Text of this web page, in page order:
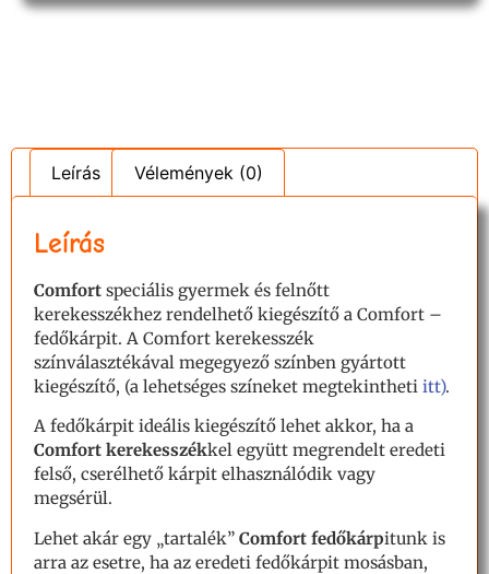
Leírás Vélemények (0)
Leírás
Comfort speciális gyermek és felnőtt
kerekesszékhez rendelhető kiegészítő a Comfort –
fedőkárpit. A Comfort kerekesszék
színválasztékával megegyező színben gyártott
kiegészítő, (a lehetséges színeket megtekintheti itt).
A fedőkárpit ideális kiegészítő lehet akkor, ha a
Comfort kerekesszékkel együtt megrendelt eredeti
felső, cserélhető kárpit elhasználódik vagy
megsérül.
Lehet akár egy „tartalék” Comfort fedőkárpitunk is
arra az esetre, ha az eredeti fedőkárpit mosásban,